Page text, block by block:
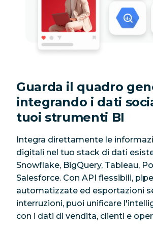
Guarda il quadro
integrando i dati
tuoi strumenti BI
Integra direttamente le
digitali nel tuo stack di dati
Snowflake, BigQuery, Tableau,
Salesforce. Con API flessibili,
automatizzate ed esportazioni
interruzioni, puoi unificare
con i dati di vendita, clienti e